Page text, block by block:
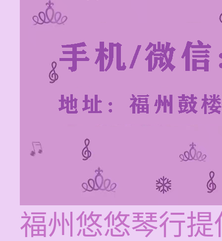
福州悠悠琴行